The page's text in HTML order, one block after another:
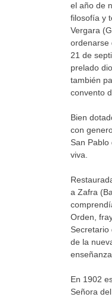
el año de
filosofía y
Vergara
ordenarse
21 de
prelado
también
convento
Bien
con
San
viva.
a Zafra
Orden,
Secretario
de la
En 1902
Señora